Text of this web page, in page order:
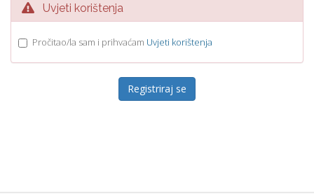
Uvjeti korištenja
Pročitao/la sam i prihvaćam Uvjeti korištenja